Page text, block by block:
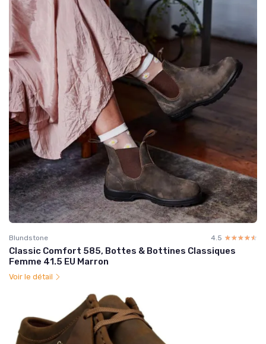
Blundstone 4.5 ☆☆☆☆☆
★★★★★
Classic Comfort 585, Bottes & Bottines Classiques
Femme 41.5 EU Marron
Voir le détail